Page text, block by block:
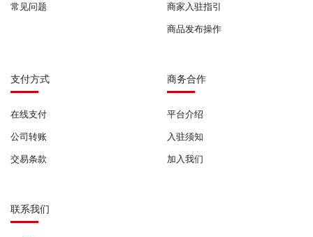
常见问题 商家入驻指引
商品发布操作
支付方式
在线支付
公司转账
交易条款
商务合作
平台介绍
入驻须知
加入我们
联系我们